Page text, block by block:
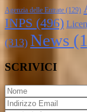
Agenzia delle Entrate (129)
INPS (496)
(313) News
SCRIVICI